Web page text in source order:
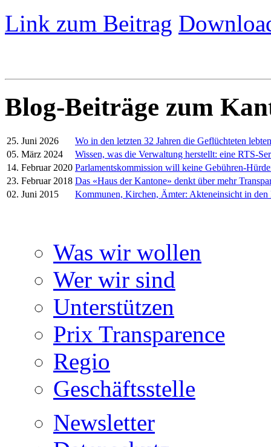
Link zum Beitrag
Blog-Beiträge zum
25. Juni 2026
Wo in den letzten 32 Jahren die Geflüchteten lebten
05. März 2024
Wissen, was die Verwaltung herstellt: eine RTS-
14. Februar 2020 Parlamentskommission will keine Gebühren-
23. Februar 2018 Das «Haus der Kantone» denkt über mehr
02. Juni 2015
Kommunen, Kirchen, Ämter: Akteneinsicht in den
Was wir wollen
Wer wir sind
Unterstützen
Prix Transparence
Regio
Geschäftsstelle
Newsletter